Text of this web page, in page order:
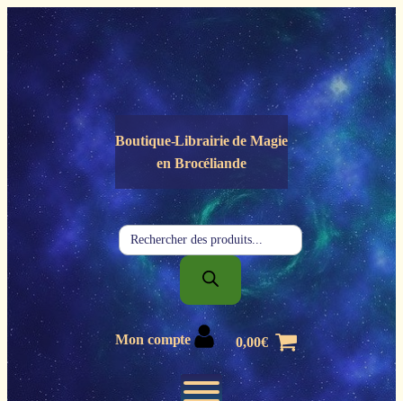
Panneau de gestion des cookies
Boutique-Librairie deMagie
en Brocéliande
Recherche
de
produits
Mon compte 0,00€